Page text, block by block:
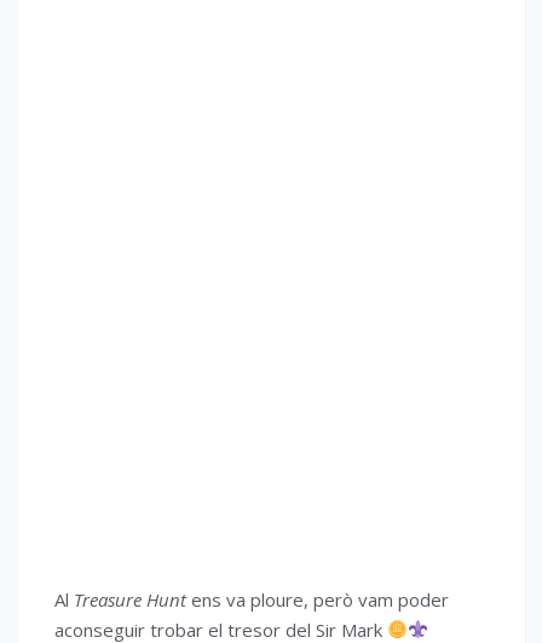
Al Treasure Huntens va ploure, però vam poder
aconseguir trobar el tresor del Sir Mark